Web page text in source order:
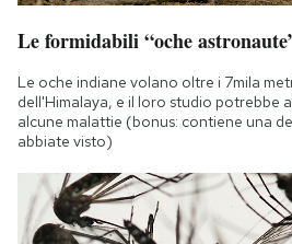
Le formidabili “oche
Le oche indiane volano oltre i 7mila
dell'Himalaya, e il loro studio potrebbe
alcune malattie (bonus: contiene una
abbiate visto)